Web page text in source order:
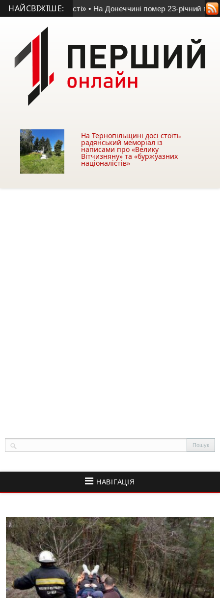
НАЙСВІЖІШЕ:
доблесті» • На Донеччині помер 23-річний
На Тернопільщині досі стоїть
радянський меморіал із
написами про «Велику
Вітчизняну» та «буржуазних
націоналістів»
НАВІГАЦІЯ